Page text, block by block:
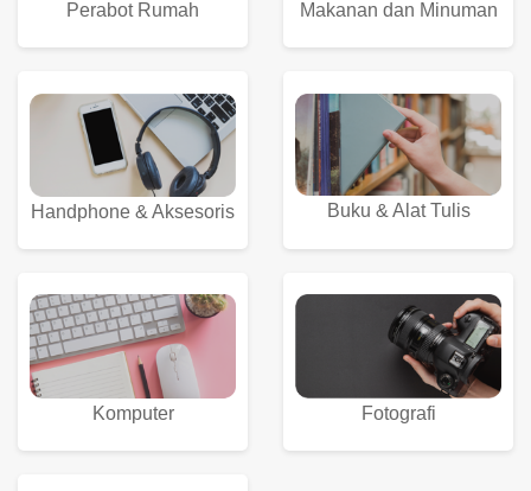
Perabot Rumah Makanan dan Minuman
Handphone & Aksesoris Buku & Alat Tulis
Komputer Fotografi